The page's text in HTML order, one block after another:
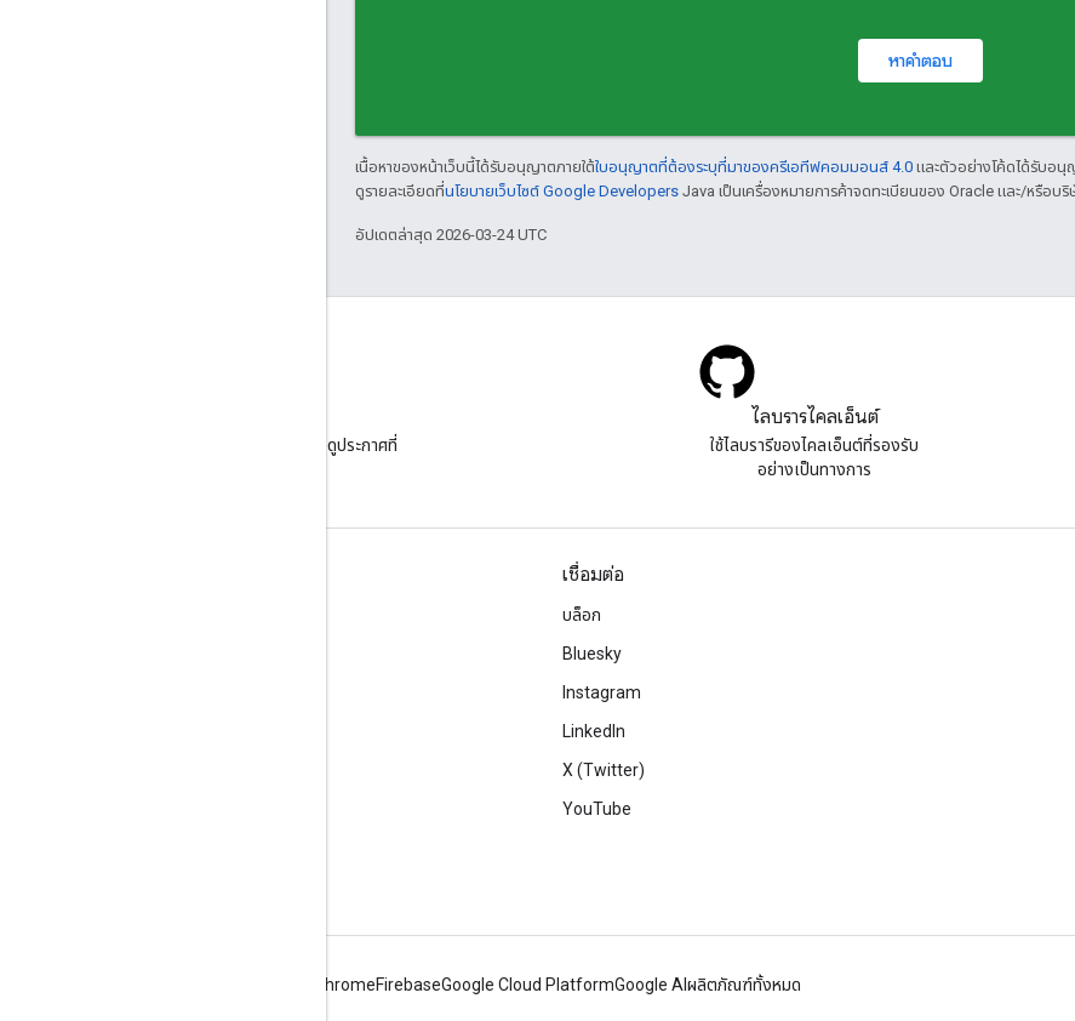
หาคำตอบ
เนื้อหาของหน้าเว็บนี้ได้รับอนุญาตภายใต้ใบอนุญาตที่ต้องระบุที่มาของครีเอทีฟคอมมอนส์ 4.0 และตัวอย่างโค้ดได้รับอนุ
ดูรายละเอียดที่นโยบายเว็บไซต์ Google Developers Java เป็นเครื่องหมายการค้าจดทะเบียนของ Oracle และ/หรือบริ
อัปเดตล่าสุด 2026-03-24 UTC
ไปที่บล็อกของเราเพื่อดูประกาศที่
ไลบรารีไคลเอ็นต์
ใช้ไลบรารีของไคลเอ็นต์ที่รองรับ
อย่างเป็นทางการ
เชื่อมต่อ
บล็อก
Bluesky
Instagram
LinkedIn
X (Twitter)
YouTube
ChromeFirebaseGoogle Cloud PlatformGoogle AI ผลิตภัณฑ์ทั้งหมด